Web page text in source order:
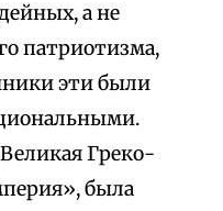
а не
патриотизма,
эти были
Греко-
была